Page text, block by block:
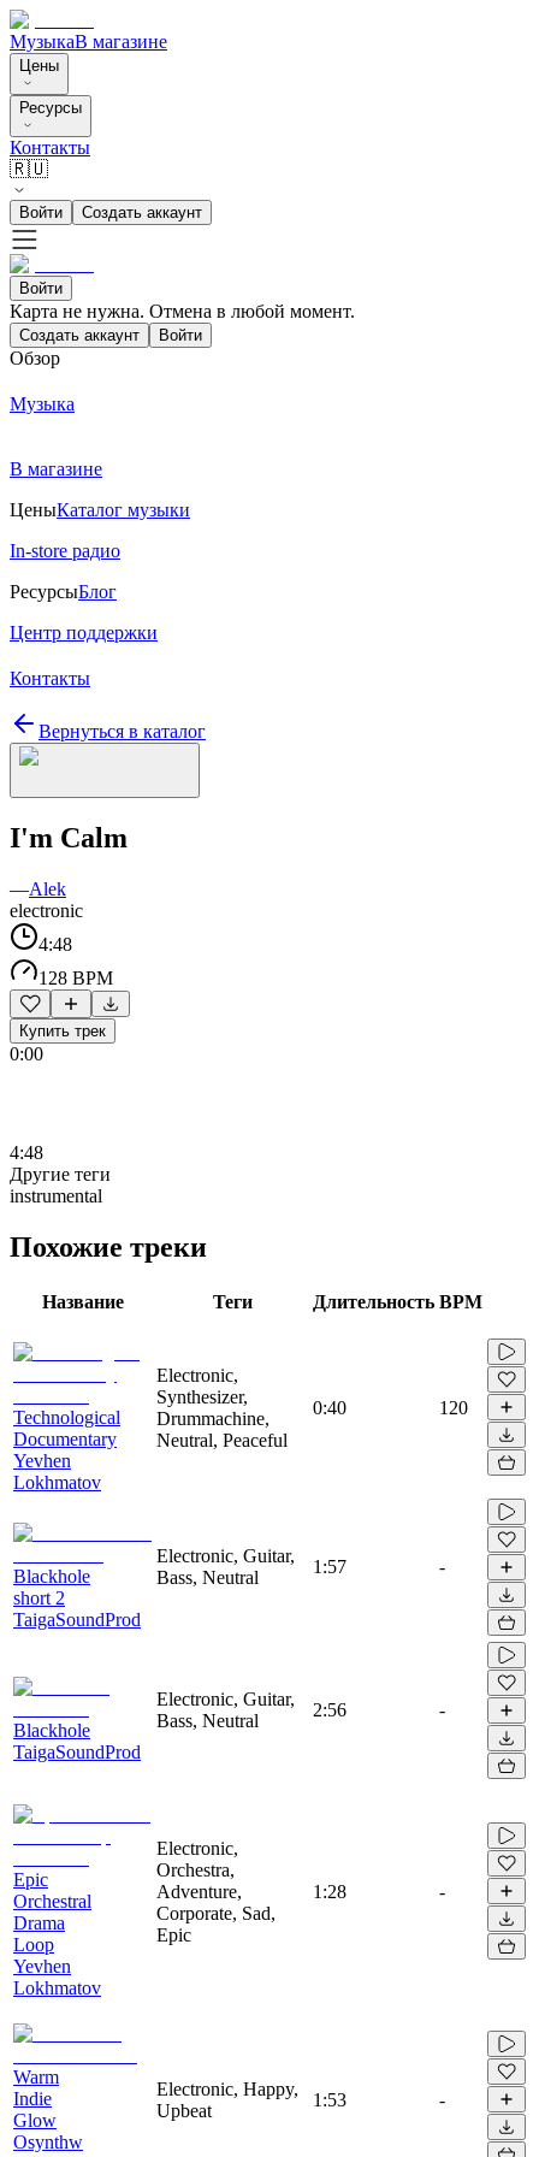
МузыкаВ магазине
Цены
Ресурсы
Контакты
🇷🇺
Войти Создать аккаунт
Войти
Карта не нужна. Отмена в любой момент.
Создать аккаунт Войти
Обзор
Музыка
В магазине
ЦеныКаталог музыки
In-store радио
РесурсыБлог
Центр поддержки
Контакты
Вернуться в каталог
I'm Calm
—Alek
electronic
4:48
128 BPM
Купить трек
0:00
4:48
Другие теги
instrumental
Похожие треки
Название Теги Длительность BPM
Technological
Documentary
Yevhen
Lokhmatov
Electronic,
Synthesizer,
Drummachine,
Neutral, Peaceful
0:40 120
Blackhole
short 2
TaigaSoundProd
Electronic, Guitar,
Bass, Neutral
1:57 -
Blackhole
TaigaSoundProd
Electronic, Guitar,
Bass, Neutral
2:56 -
Epic
Orchestral
Drama
Loop
Yevhen
Lokhmatov
Electronic,
Orchestra,
Adventure,
Corporate, Sad,
Epic
1:28 -
Warm
Indie
Glow
Osynthw
Electronic, Happy,
Upbeat
1:53 -